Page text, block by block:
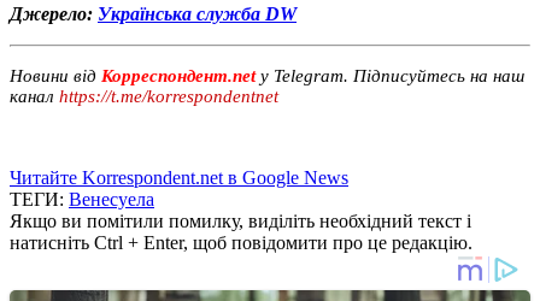
Джерело: Українська служба DW
Новини від Корреспондент.netу Telegram. Підписуйтесь на наш
канал https://t.me/korrespondentnet
Читайте Korrespondent.net в Google News
ТЕГИ: Венесуела
Якщо ви помітили помилку, виділіть необхідний текст і
натисніть Ctrl + Enter, щоб повідомити про це редакцію.